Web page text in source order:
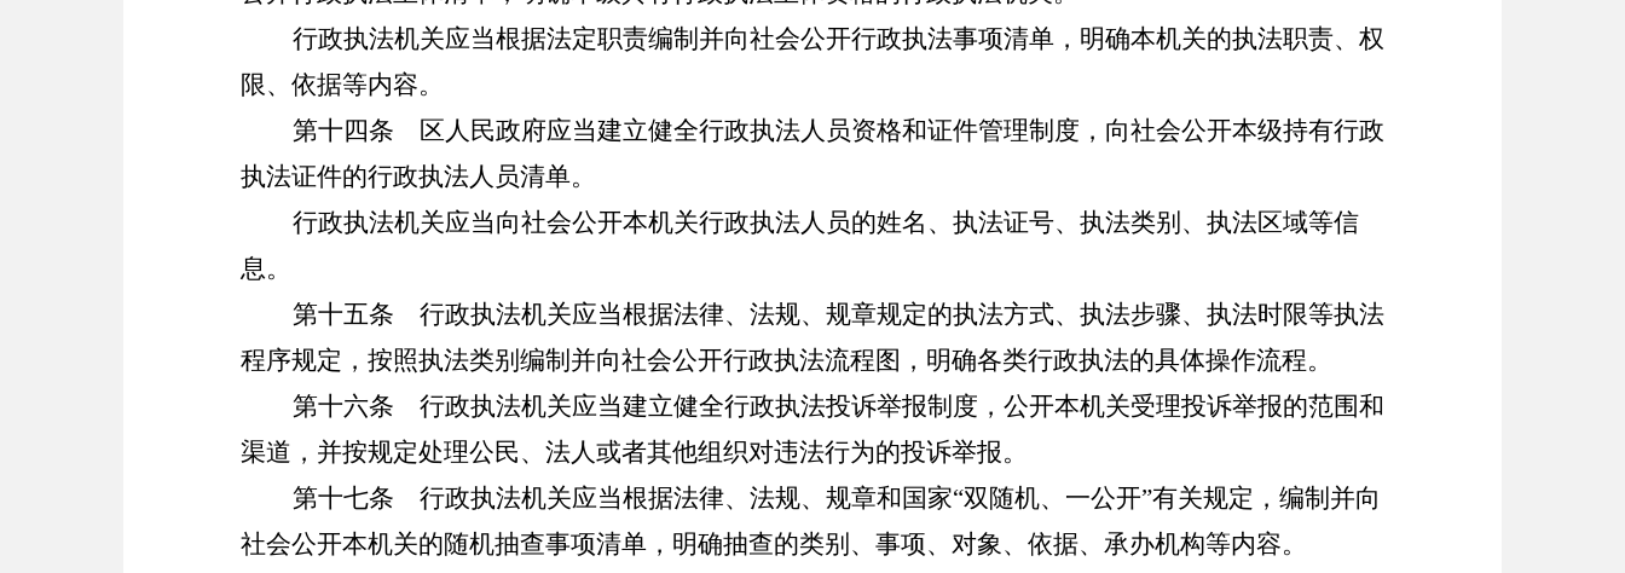
行政执法机关应当根据法定职责编制并向社会公开行政执法事项清单，明确本机关的执法职责、权
限、依据等内容。
第十四条 区人民政府应当建立健全行政执法人员资格和证件管理制度，向社会公开本级持有行政
执法证件的行政执法人员清单。
行政执法机关应当向社会公开本机关行政执法人员的姓名、执法证号、执法类别、执法区域等信
息。
第十五条 行政执法机关应当根据法律、法规、规章规定的执法方式、执法步骤、执法时限等执法
程序规定，按照执法类别编制并向社会公开行政执法流程图，明确各类行政执法的具体操作流程。
第十六条 行政执法机关应当建立健全行政执法投诉举报制度，公开本机关受理投诉举报的范围和
渠道，并按规定处理公民、法人或者其他组织对违法行为的投诉举报。
第十七条 行政执法机关应当根据法律、法规、规章和国家“双随机、一公开”有关规定，编制并向
社会公开本机关的随机抽查事项清单，明确抽查的类别、事项、对象、依据、承办机构等内容。